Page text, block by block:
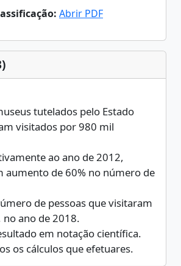
Abrir PDF
tutelados pelo Estado
visitados por 980 mil
ao ano de 2012,
aumento de 60% no número de
de pessoas que visitaram
no ano de 2018.
em notação científica.
os cálculos que efetuares.